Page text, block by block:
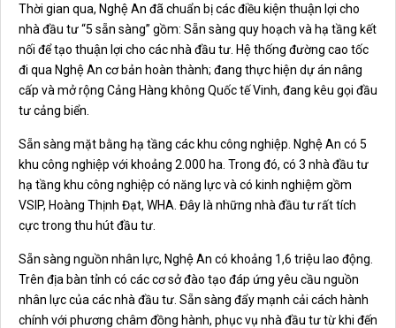
Thời gian qua, Nghệ An đã chuẩn bị các điều kiện thuận lợi cho
nhà đầu tư “5 sẵn sàng” gồm: Sẵn sàng quy hoạch và hạ tầng kết
nối để tạo thuận lợi cho các nhà đầu tư. Hệ thống đường cao tốc
đi qua Nghệ An cơ bản hoàn thành; đang thực hiện dự án nâng
cấp và mở rộng Cảng Hàng không Quốc tế Vinh, đang kêu gọi đầu
tư cảng biển.
Sẵn sàng mặt bằng hạ tầng các khu công nghiệp. Nghệ An có 5
khu công nghiệp với khoảng 2.000 ha. Trong đó, có 3 nhà đầu tư
hạ tầng khu công nghiệp có năng lực và có kinh nghiệm gồm
VSIP, Hoàng Thịnh Đạt, WHA. Đây là những nhà đầu tư rất tích
cực trong thu hút đầu tư.
Sẵn sàng nguồn nhân lực, Nghệ An có khoảng 1,6 triệu lao động.
Trên địa bàn tỉnh có các cơ sở đào tạo đáp ứng yêu cầu nguồn
nhân lực của các nhà đầu tư. Sẵn sàng đẩy mạnh cải cách hành
chính với phương châm đồng hành, phục vụ nhà đầu tư từ khi đến